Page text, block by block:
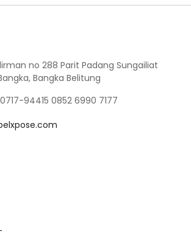
no 288 Parit Padang Sungailiat
Bangka Belitung
94415 0852 6990 7177